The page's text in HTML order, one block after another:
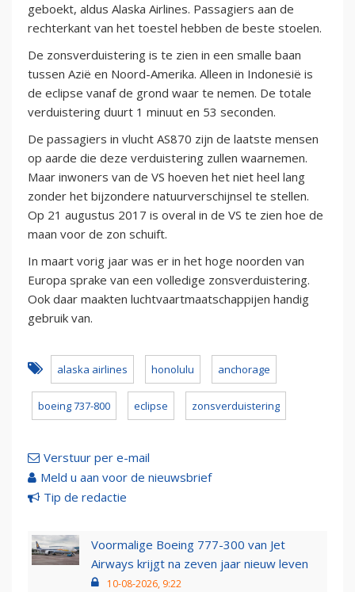
geboekt, aldus Alaska Airlines. Passagiers aan de
rechterkant van het toestel hebben de beste stoelen.
De zonsverduistering is te zien in een smalle baan
tussen Azië en Noord-Amerika. Alleen in Indonesië is
de eclipse vanaf de grond waar te nemen. De totale
verduistering duurt 1 minuut en 53 seconden.
De passagiers in vlucht AS870 zijn de laatste mensen
op aarde die deze verduistering zullen waarnemen.
Maar inwoners van de VS hoeven het niet heel lang
zonder het bijzondere natuurverschijnsel te stellen.
Op 21 augustus 2017 is overal in de VS te zien hoe de
maan voor de zon schuift.
In maart vorig jaar was er in het hoge noorden van
Europa sprake van een volledige zonsverduistering.
Ook daar maakten luchtvaartmaatschappijen handig
gebruik van.
alaska airlines honolulu anchorage
boeing 737-800 eclipse zonsverduistering
Verstuur per e-mail
Meld u aan voor de nieuwsbrief
Tip de redactie
Voormalige Boeing 777-300 van Jet
Airways krijgt na zeven jaar nieuw leven
10-08-2026, 9:22